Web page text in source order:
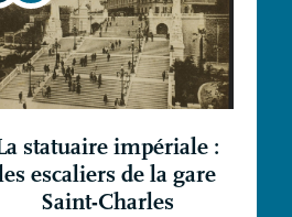
statuaire impériale :
escaliers de la gare
Saint-Charles